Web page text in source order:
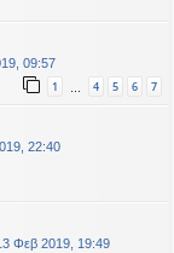
09:57
1 … 4 5 6 7
22:40
Φεβ 2019, 19:49